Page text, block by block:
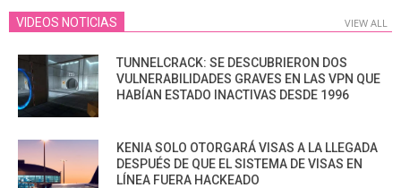
VIDEOS NOTICIAS VIEW ALL
TUNNELCRACK: SE DESCUBRIERON DOS
VULNERABILIDADES GRAVES EN LAS VPN QUE
HABÍAN ESTADO INACTIVAS DESDE 1996
KENIA SOLO OTORGARÁ VISAS A LA LLEGADA
DESPUÉS DE QUE EL SISTEMA DE VISAS EN
LÍNEA FUERA HACKEADO